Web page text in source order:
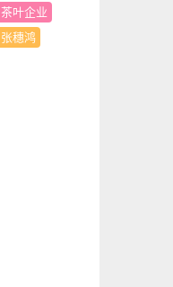
茶叶企业
张穗鸿